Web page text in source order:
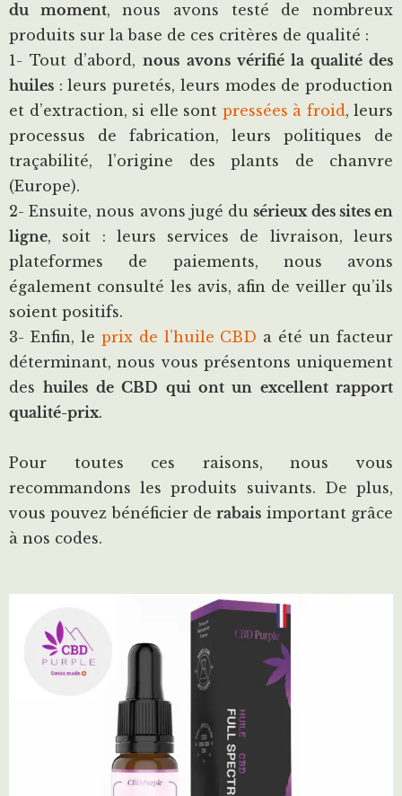
du moment, nous avons testé de nombreux
produits sur la base de ces critères de qualité :
1- Tout d’abord,nous avons vérifié la qualité des
huiles : leurs puretés, leurs modes de production
et d’extraction, si elle sont pressées à froid, leurs
processus de fabrication, leurs politiques de
traçabilité, l’origine des plants de chanvre
(Europe).
2- Ensuite, nous avons jugé dusérieux des sites en
ligne, soit : leurs services de livraison, leurs
plateformes de paiements, nous avons
également consulté les avis, afin de veiller qu’ils
soient positifs.
3- Enfin, le prix de l’huile CBD a été un facteur
déterminant, nous vous présentons uniquement
deshuiles de CBD qui ont un excellent rapport
qualité-prix.
Pour toutes ces raisons, nous vous
recommandons les produits suivants. De plus,
vous pouvez bénéficier derabais important grâce
à nos codes.